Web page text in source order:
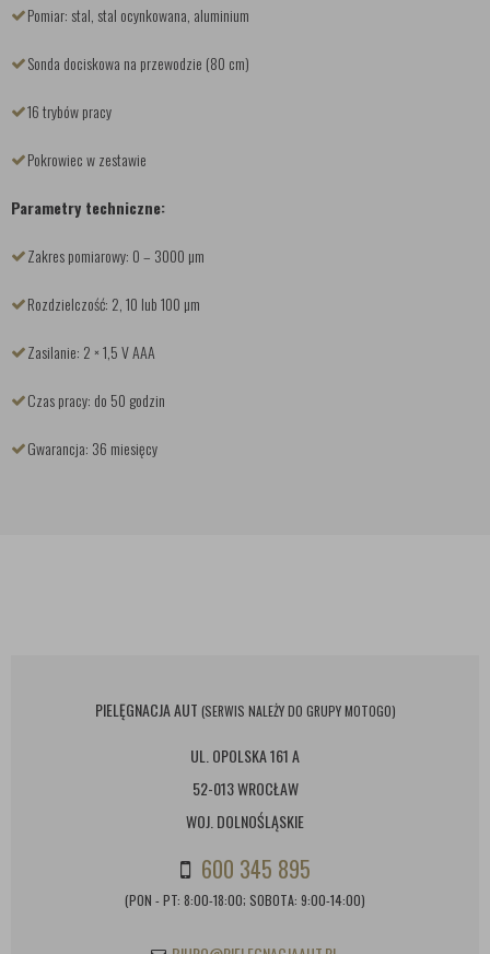
Pomiar: stal, stal ocynkowana, aluminium
Sonda dociskowa na przewodzie (80 cm)
16 trybów pracy
Pokrowiec w zestawie
Parametry techniczne:
Zakres pomiarowy: 0 – 3000 µm
Rozdzielczość: 2, 10 lub 100 µm
Zasilanie: 2 × 1,5 V AAA
Czas pracy: do 50 godzin
Gwarancja: 36 miesięcy
PIELĘGNACJA AUT (SERWIS NALEŻY DO GRUPY MOTOGO)
UL. OPOLSKA 161 A
52-013 WROCŁAW
WOJ. DOLNOŚLĄSKIE
600 345 895
(PON - PT: 8:00-18:00; SOBOTA: 9:00-14:00)